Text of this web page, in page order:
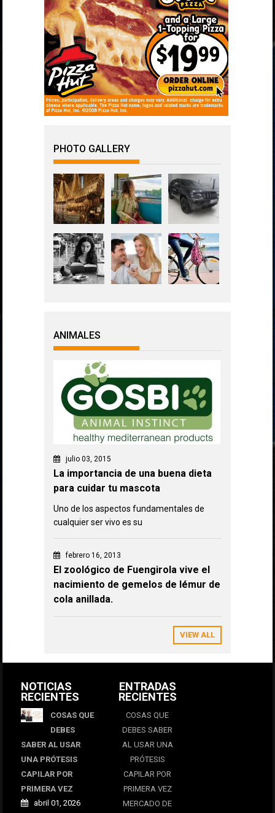
PHOTO GALLERY
ANIMALES
julio 03, 2015
La importancia de una buena dieta
para cuidar tu mascota
Uno de los aspectos fundamentales de
cualquier ser vivo es su
febrero 16, 2013
El zoológico de Fuengirola vive el
nacimiento de gemelos de lémur de
cola anillada.
VIEW ALL
NOTICIAS
RECIENTES
COSAS QUE
DEBES
SABER AL USAR
UNA PRÓTESIS
CAPILAR POR
PRIMERA VEZ
abril 01, 2026
ENTRADAS
RECIENTES
COSAS QUE
DEBES SABER
AL USAR UNA
PRÓTESIS
CAPILAR POR
PRIMERA VEZ
MERCADO DE